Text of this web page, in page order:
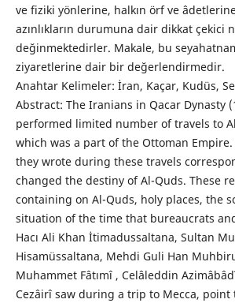
ve fiziki yönlerine, halkın örf ve
azınlıkların durumuna dair dikkat çekici
değinmektedirler. Makale, bu
ziyaretlerine dair bir değerlendirmedir.
Anahtar Kelimeler: İran, Kaçar, Kudüs,
Abstract: The Iranians in Qacar Dynasty
performed limited number of travels to
which was a part of the Ottoman
they wrote during these travels
changed the destiny of Al-Quds. These
containing on Al-Quds, holy places, the
situation of the time that bureaucrats
Hacı Ali Khan İtimadussaltana, Sultan
Hisamüssaltana, Mehdi Guli Han
Muhammet Fâtımî , Celâleddin
Cezâirî saw during a trip to Mecca, point